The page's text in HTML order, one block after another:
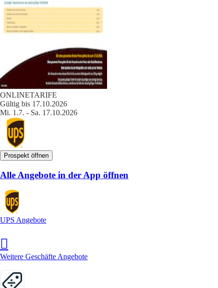
ONLINETARIFE
Gültig bis 17.10.2026
Mi. 1.7. - Sa. 17.10.2026
Prospekt öffnen
Alle Angebote in der App öffnen
UPS Angebote
Weitere Geschäfte Angebote